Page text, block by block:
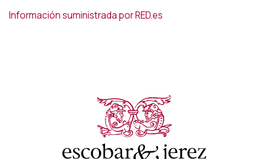
Información suministrada por RED.es